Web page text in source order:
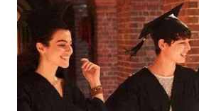
Ver todo lo que hacemos
Oficinas
Encuentra una oficina
Sobre nosotros